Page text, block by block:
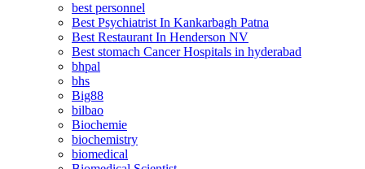
best personnel
Best Psychiatrist In Kankarbagh Patna
Best Restaurant In Henderson NV
Best stomach Cancer Hospitals in hyderabad
bhpal
bhs
Big88
bilbao
Biochemie
biochemistry
biomedical